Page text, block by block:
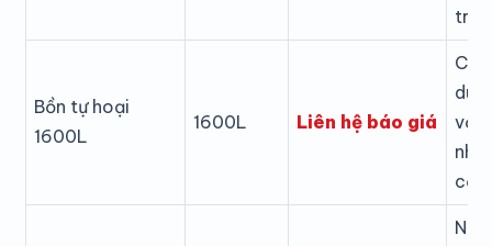
Bồn tự hoại
1600L
1600L Liên hệ báo giá
với
cần